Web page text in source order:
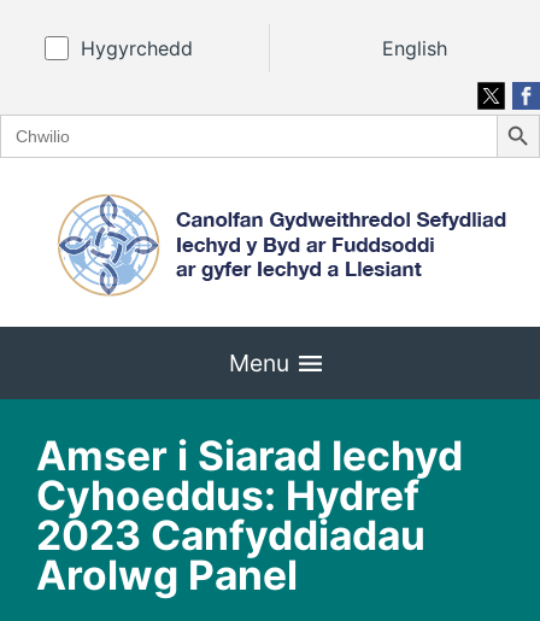
Hygyrchedd English
Search
for:
Menu
Amser i Siarad Iechyd
Cyhoeddus: Hydref
2023 Canfyddiadau
Arolwg Panel